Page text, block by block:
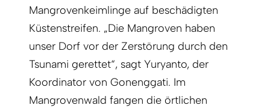
Mangrovenkeimlinge auf beschädigten
Küstenstreifen. „Die Mangroven haben
unser Dorf vor der Zerstörung durch den
Tsunami gerettet“, sagt Yuryanto, der
Koordinator von Gonenggati. Im
Mangrovenwald fangen die örtlichen